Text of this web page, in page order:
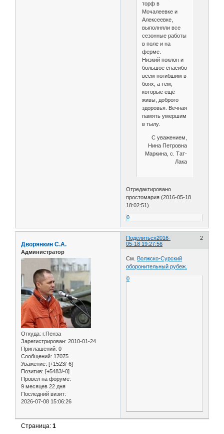
торф в
Мочалеевке и
Алексеевке,
выполняли все
сезонные работы
в поле и на
ферме.
Низкий поклон и
большое спасибо
всем погибшим в
боях, а тем,
которые ещё
живы, доброго
здоровья. Вечная
память умершим
в тылу.
С уважением,
Нина Петровна
Маркина, с. Тат-
Лака
Отредактировано
простомария (2016-05-18
18:02:51)
0
Поделиться 2
2016-
05-18 19:27:56
Дворянкин С.А.
Администратор
Откуда: г.Пенза
Зарегистрирован: 2010-01-24
Приглашений: 0
Сообщений: 17075
Уважение: [+1523/-6]
Позитив: [+5483/-0]
Провел на форуме:
9 месяцев 22 дня
Последний визит:
2026-07-08 15:06:26
См. Волжско-Сурский
оборонительный рубеж.
0
Страница:1